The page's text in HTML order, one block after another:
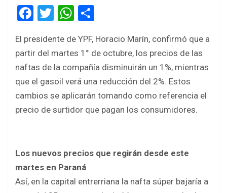
F
ce
b
o
o
k
T
tt
er
W
at
s
A
p
p
ar
e
El presidente de YPF, Horacio Marín, confirmó que a
partir del martes 1° de octubre, los precios de las
naftas de la compañía disminuirán un 1%, mientras
que el gasoil verá una reducción del 2%. Estos
cambios se aplicarán tomando como referencia el
precio de surtidor que pagan los consumidores.
Los nuevos precios que regirán desde este
martes en Paraná
Así, en la capital entrerriana la nafta súper bajaría a